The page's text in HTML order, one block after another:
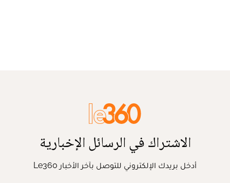
الاشتراك في الرسائل الإخبارية
أدخل بريدك الإلكتروني للتوصل بآخر الأخبار Le360